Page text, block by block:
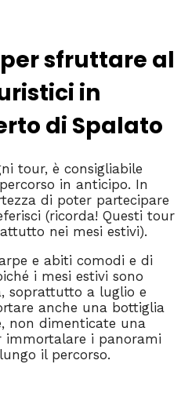
sfruttare al
in
di Spalato
tour, è consigliabile
in anticipo. In
di poter partecipare
(ricorda! Questi tour
nei mesi estivi).
e abiti comodi e di
i mesi estivi sono
soprattutto a luglio e
anche una bottiglia
non dimenticate una
immortalare i panorami
il percorso.